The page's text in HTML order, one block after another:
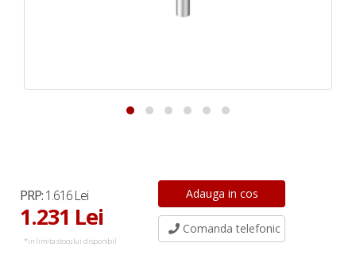
PRP:1.616 Lei
1.231 Lei
*in limita stocului disponibil
Comanda telefonic